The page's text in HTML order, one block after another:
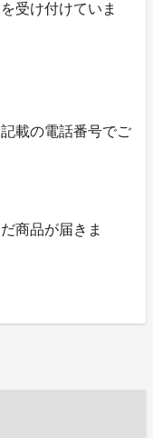
受け付けていま
載の電話番号でご
商品が届きま